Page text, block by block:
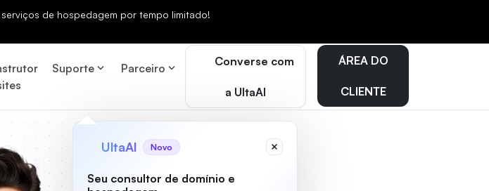
de hospedagem por tempo limitado!
Suporte Parceiro Converse com
a UltaAI
UltaAI Novo
Seu consultor de domínio e
ÁREA DO
CLIENTE